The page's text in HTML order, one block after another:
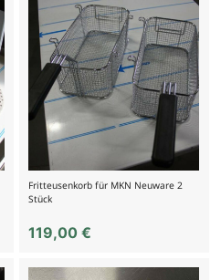
Fritteusenkorb für MKN Neuware 2
Stück
119,00€